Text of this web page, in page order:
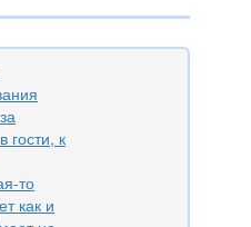
гости, к
то
как и